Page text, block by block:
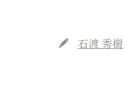
石渡 秀樹